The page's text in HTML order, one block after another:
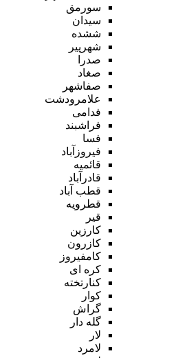
سورمق
سیدان
ششده
شهرپیر
صدرا
صغاد
صفاشهر
علامرودشت
فدامی
فراشبند
فسا
فیروزآباد
قائمیه
قادرآباد
قطب آباد
قطرویه
قیر
کارزین
کازرون
کامفیروز
کره ای
کنارتخته
کوار
گراش
گله دار
لار
لامرد